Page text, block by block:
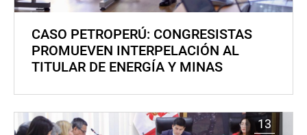
CASO PETROPERÚ: CONGRESISTAS
PROMUEVEN INTERPELACIÓN AL
TITULAR DE ENERGÍA Y MINAS
13